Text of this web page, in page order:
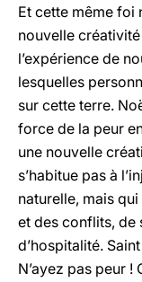
Et cette même foi
nouvelle
l’expérience de
lesquelles
sur cette terre.
force de la peur
une nouvelle
s’habitue pas à
naturelle, mais
et des conflits, de
d’hospitalité.
N’ayez pas peur